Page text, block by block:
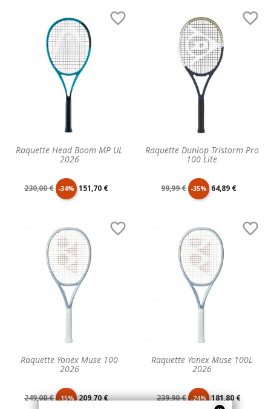
Raquette Head Boom MP UL
2026

Prix
230,00 € -34% Prix
151,70 €
Raquette Dunlop Tristorm Pro
100 Lite

Prix
base
99,99 € -35% Prix
64,89 €
Raquette Yonex Muse 100
2026

Prix
249,00 € -15% Prix
209,70 €
Raquette Yonex Muse 100L
2026

Prix
239,90 € -24% Prix
181,80 €